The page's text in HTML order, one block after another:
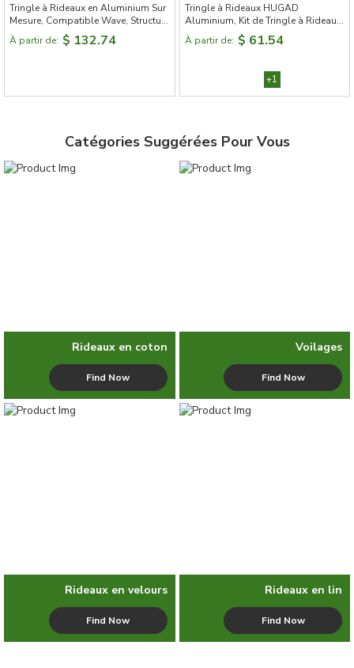
Tringle à Rideaux en Aluminium Sur
Mesure, Compatible Wave, Structure
Renforcée
À partir de: $ 132.74
Tringle à Rideaux HUGAD
Aluminium, Kit de Tringle à Rideau,
Texture Givrée, Design Silencieux,
Diamètre 28 mm, Tringle à Rideau
À partir de: $ 61.54
+1
Catégories Suggérées Pour Vous
Rideaux en coton
Find Now
Voilages
Find Now
Rideaux en velours
Find Now
Rideaux en lin
Find Now